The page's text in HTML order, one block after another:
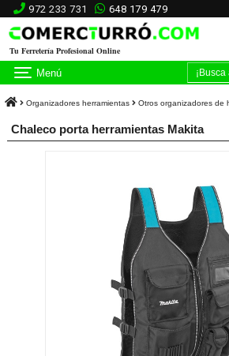
972 233 731 648 179 479
Tu Ferretería Profesional Online
Menú
Organizadores herramientas Otros organizadores de
Chaleco porta herramientas Makita